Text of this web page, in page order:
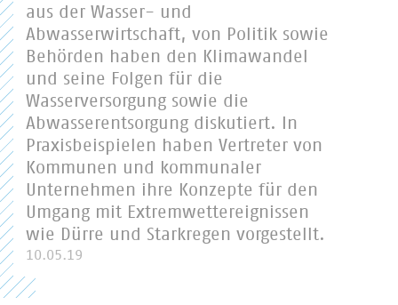
aus der Wasser- und
Abwasserwirtschaft, von Politik sowie
Behörden haben den Klimawandel
und seine Folgen für die
Wasserversorgung sowie die
Abwasserentsorgung diskutiert. In
Praxisbeispielen haben Vertreter von
Kommunen und kommunaler
Unternehmen ihre Konzepte für den
Umgang mit Extremwettereignissen
wie Dürre und Starkregen vorgestellt.
10.05.19